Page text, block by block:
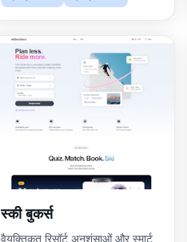
स्की बुकर्स
वैयक्तिकृत रिसॉर्ट अनुशंसाओं और स्मार्ट